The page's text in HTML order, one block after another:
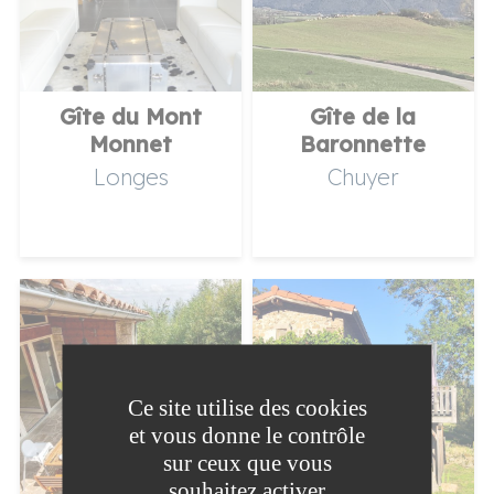
Gîte du Mont
Monnet
Longes
Gîte de la
Baronnette
Chuyer
Ce site utilise des cookies
et vous donne le contrôle
sur ceux que vous